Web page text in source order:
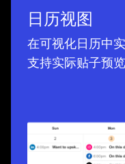
日历视图
在可视化日历中
支持实际贴子预览